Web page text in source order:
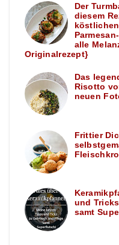
Der
diesem
alle
Originalrezept}
Das
Risotto
neuen
Frittier
und
samt